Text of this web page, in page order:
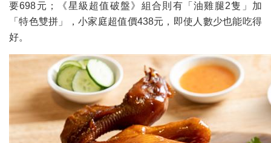
要698元；《星級超值破盤》組合則有「油雞腿2隻」加
「特色雙拼」，小家庭超值價438元，即使人數少也能吃得
好。